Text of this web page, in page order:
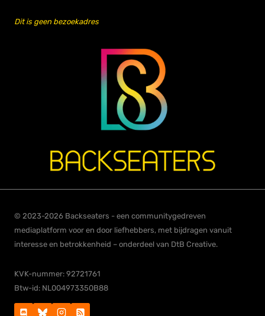
Dit is geen bezoekadres
© 2023-2026 Backseaters - een communitygedreven
mediaplatform voor en door liefhebbers, met bijdragen vanuit
interesse en betrokkenheid – onderdeel van DtB Creative.
KVK-nummer: 92721761
Btw-id: NL004973350B88